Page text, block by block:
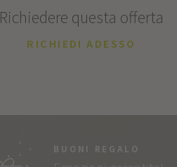
Richiedere questa offerta
RICHIEDI ADESSO
BUONI REGALO